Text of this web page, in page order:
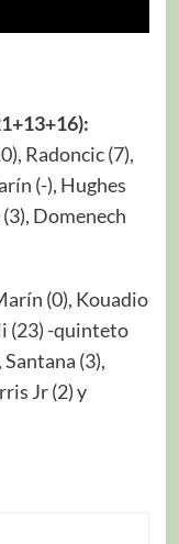
Radoncic (7),
(-), Hughes
Domenech
(0), Kouadio
(23) -quinteto
(3),
Jr (2) y